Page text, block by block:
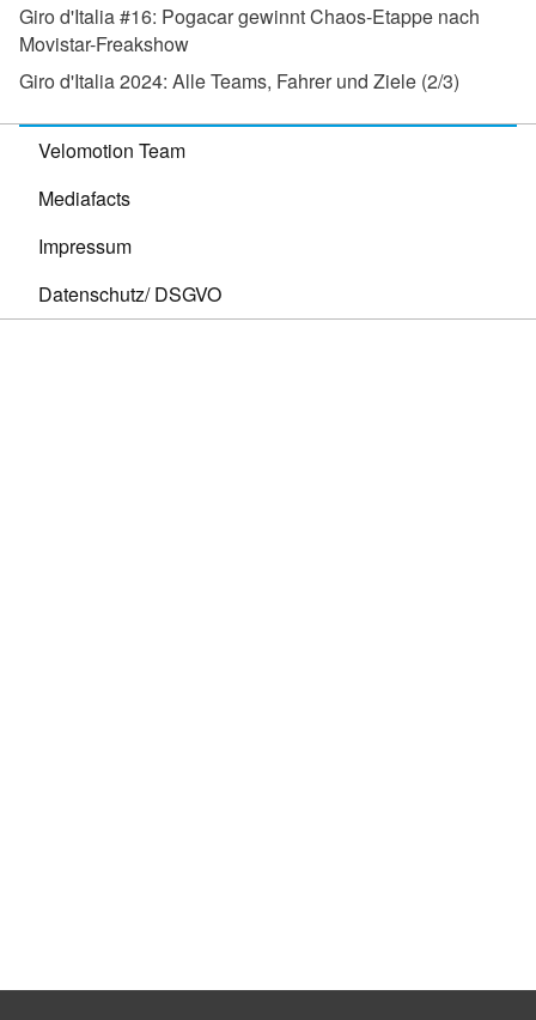
Giro d'Italia #16: Pogacar gewinnt Chaos-Etappe nach
Movistar-Freakshow
Giro d'Italia 2024: Alle Teams, Fahrer und Ziele (2/3)
Velomotion Team
Mediafacts
Impressum
Datenschutz/ DSGVO